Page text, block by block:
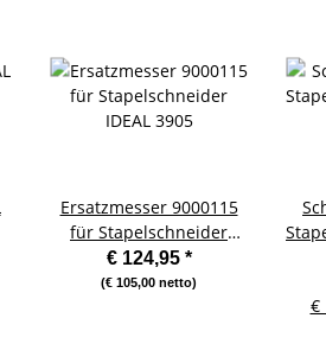
Ersatzmesser 9000115
für Stapelschneider
IDEAL 3905
€ 124,95 *
(€ 105,00 netto)
€